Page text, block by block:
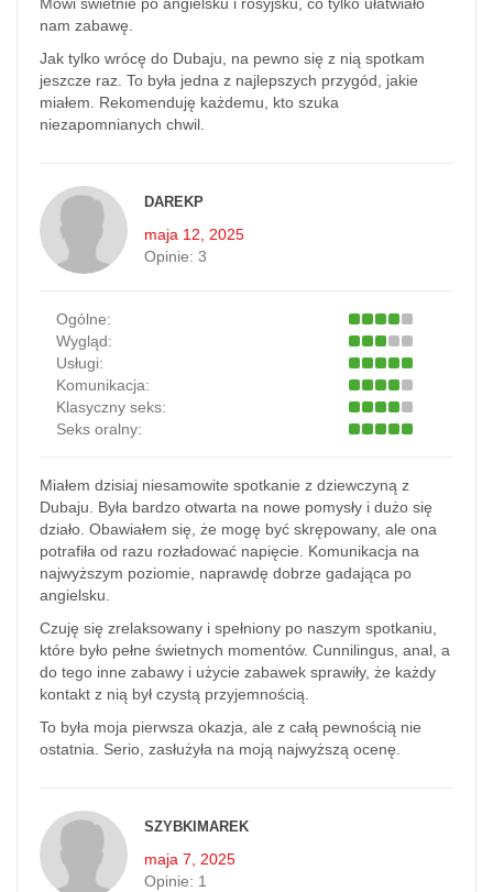
Mówi świetnie po angielsku i rosyjsku, co tylko ułatwiało
nam zabawę.
Jak tylko wrócę do Dubaju, na pewno się z nią spotkam
jeszcze raz. To była jedna z najlepszych przygód, jakie
miałem. Rekomenduję każdemu, kto szuka
niezapomnianych chwil.
DAREKP
maja 12, 2025
Opinie: 3
Ogólne:
Wygląd:
Usługi:
Komunikacja:
Klasyczny seks:
Seks oralny:
Miałem dzisiaj niesamowite spotkanie z dziewczyną z
Dubaju. Była bardzo otwarta na nowe pomysły i dużo się
działo. Obawiałem się, że mogę być skrępowany, ale ona
potrafiła od razu rozładować napięcie. Komunikacja na
najwyższym poziomie, naprawdę dobrze gadająca po
angielsku.
Czuję się zrelaksowany i spełniony po naszym spotkaniu,
które było pełne świetnych momentów. Cunnilingus, anal, a
do tego inne zabawy i użycie zabawek sprawiły, że każdy
kontakt z nią był czystą przyjemnością.
To była moja pierwsza okazja, ale z całą pewnością nie
ostatnia. Serio, zasłużyła na moją najwyższą ocenę.
SZYBKIMAREK
maja 7, 2025
Opinie: 1